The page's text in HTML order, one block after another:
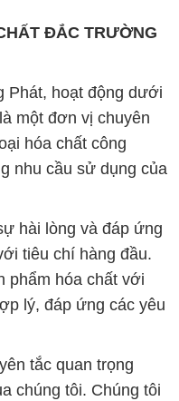
ĐẮC TRƯỜNG
Phát, hoạt động dưới
một đơn vị chuyên
hóa chất công
nhu cầu sử dụng của
hài lòng và đáp ứng
tiêu chí hàng đầu.
phẩm hóa chất với
lý, đáp ứng các yêu
tắc quan trọng
chúng tôi. Chúng tôi